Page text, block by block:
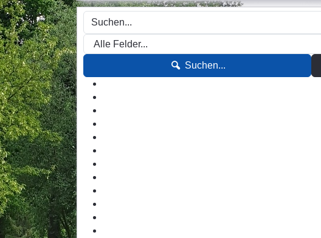
Suchen...